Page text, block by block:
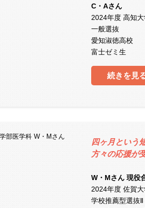
C・Aさん
2024年度 高知
一般選抜
愛知淑徳高校
富士ゼミ生
続きを見
四ヶ月という
方々の応援が
W・Mさん 現役
2024年度 佐賀
学校推薦型選抜Ⅱ